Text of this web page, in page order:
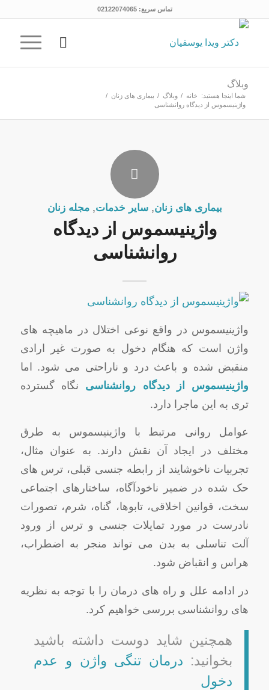
تماس سریع:02122074065
وبلاگ
شما اینجا هستید: خانه / وبلاگ / بیماری های زنان /
واژینیسموس از دیدگاه روانشناسی
بیماری های زنان,سایر خدمات,مجله زنان
واژینیسموس از دیدگاه
روانشناسی
واژینیسموس در واقع نوعی اختلال در ماهیچه های
واژن است که هنگام دخول به صورت غیر ارادی
منقبض شده و باعث درد و ناراحتی می شود. اما
واژینیسموس از دیدگاه روانشناسی نگاه گسترده
تری به این ماجرا دارد.
عوامل روانی مرتبط با واژینیسموس به طرق
مختلف در ایجاد آن نقش دارند. به عنوان مثال،
تجربیات ناخوشایند از رابطه جنسی قبلی، ترس های
حک شده در ضمیر ناخودآگاه، ساختارهای اجتماعی
سخت، قوانین اخلاقی، تابوها، گناه، شرم، تصورات
نادرست در مورد تمایلات جنسی و ترس از ورود
آلت تناسلی به بدن می تواند منجر به اضطراب،
هراس و انقباض شود.
در ادامه علل و راه های درمان را با توجه به نظریه
های روانشناسی بررسی خواهیم کرد.
همچنین شاید دوست داشته باشید
بخوانید: درمان تنگی واژن و عدم
دخول